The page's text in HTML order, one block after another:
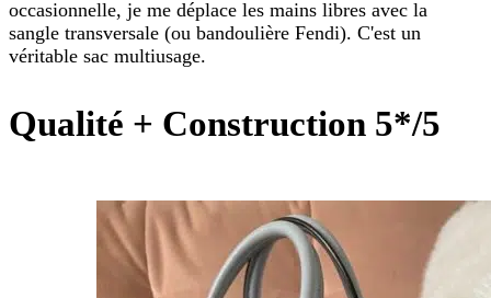
occasionnelle, je me déplace les mains libres avec la
sangle transversale (ou bandoulière Fendi). C'est un
véritable sac multiusage.
Qualité + Construction 5*/5